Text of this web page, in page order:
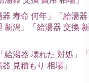
器 寿命 何年」「給湯
新潟」「給湯器 交換
給湯器 壊れた 対処」
見積もり 相場」